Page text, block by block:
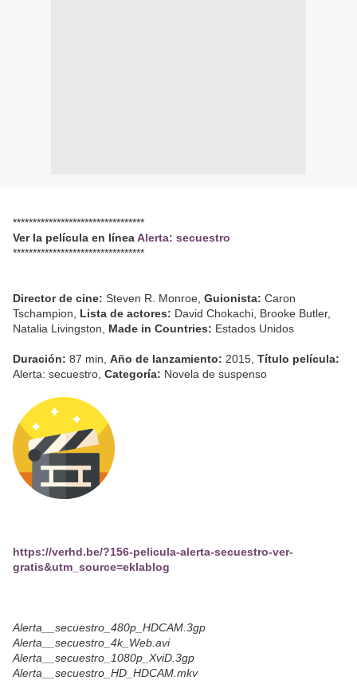
*********************************
Ver la película en líneaAlerta: secuestro
*********************************
Director de cine: Steven R. Monroe, Guionista: Caron
Tschampion, Lista de actores: David Chokachi, Brooke Butler,
Natalia Livingston, Made in Countries: Estados Unidos
Duración: 87 min, Año de lanzamiento: 2015, Título película:
Alerta: secuestro, Categoría: Novela de suspenso
https://verhd.be/?156-pelicula-alerta-secuestro-ver-
gratis&utm_source=eklablog
Alerta__secuestro_480p_HDCAM.3gp
Alerta__secuestro_4k_Web.avi
Alerta__secuestro_1080p_XviD.3gp
Alerta__secuestro_HD_HDCAM.mkv